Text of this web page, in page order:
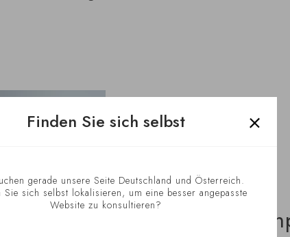
Die
Finden Sie sich selbst
gerade unsere Seite Deutschland und Österreich.
Sie sich selbst lokalisieren, um eine besser angepasste
Website zu konsultieren?